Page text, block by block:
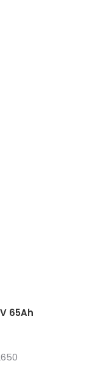
65Ah